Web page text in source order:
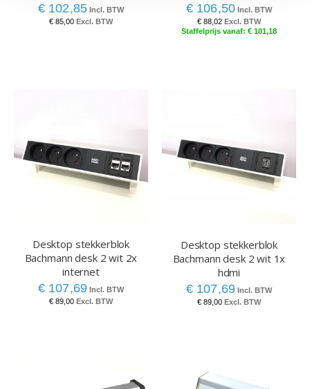
€ 102,85
€ 85,00
€ 106,50
€ 88,02
€ 101,18
Desktop stekkerblok
Bachmann desk 2 wit 2x
internet
€ 107,69
€ 89,00
Desktop stekkerblok
Bachmann desk 2 wit 1x
hdmi
€ 107,69
€ 89,00